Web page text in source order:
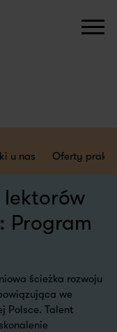
u nas Oferty
lektorów
Program
ścieżka rozwoju
we
Polsce. Talent